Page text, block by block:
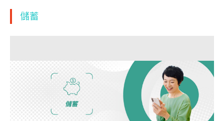
儲蓄